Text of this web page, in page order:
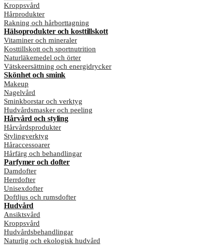
Kroppsvård
Hårprodukter
Rakning och hårborttagning
Hälsoprodukter och kosttillskott
Vitaminer och mineraler
Kosttillskott och sportnutrition
Naturläkemedel och örter
Vätskeersättning och energidrycker
Skönhet och smink
Makeup
Nagelvård
Sminkborstar och verktyg
Hudvårdsmasker och peeling
Hårvård och styling
Hårvårdsprodukter
Stylingverktyg
Håraccessoarer
Hårfärg och behandlingar
Parfymer och dofter
Damdofter
Herrdofter
Unisexdofter
Doftljus och rumsdofter
Hudvård
Ansiktsvård
Kroppsvård
Hudvårdsbehandlingar
Naturlig och ekologisk hudvård